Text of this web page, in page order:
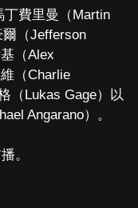
費里曼（Martin
爾（Jefferson
（Alex
（Charlie
（Lukas Gage）以
Angarano）。
。